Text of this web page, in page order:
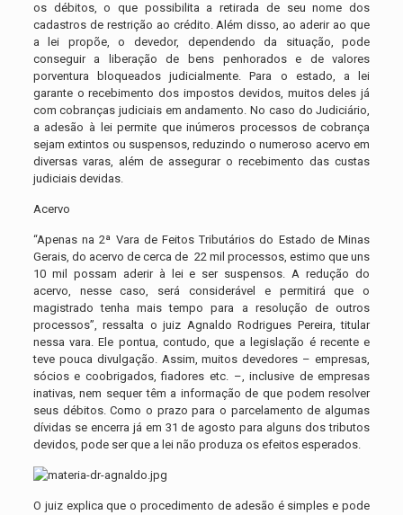
os débitos, o que possibilita a retirada de seu nome dos
cadastros de restrição ao crédito. Além disso, ao aderir ao que
a lei propõe, o devedor, dependendo da situação, pode
conseguir a liberação de bens penhorados e de valores
porventura bloqueados judicialmente. Para o estado, a lei
garante o recebimento dos impostos devidos, muitos deles já
com cobranças judiciais em andamento. No caso do Judiciário,
a adesão à lei permite que inúmeros processos de cobrança
sejam extintos ou suspensos, reduzindo o numeroso acervo em
diversas varas, além de assegurar o recebimento das custas
judiciais devidas.
Acervo
“Apenas na 2ª Vara de Feitos Tributários do Estado de Minas
Gerais, do acervo de cerca de 22 mil processos, estimo que uns
10 mil possam aderir à lei e ser suspensos. A redução do
acervo, nesse caso, será considerável e permitirá que o
magistrado tenha mais tempo para a resolução de outros
processos”, ressalta o juiz Agnaldo Rodrigues Pereira, titular
nessa vara. Ele pontua, contudo, que a legislação é recente e
teve pouca divulgação. Assim, muitos devedores – empresas,
sócios e coobrigados, fiadores etc. –, inclusive de empresas
inativas, nem sequer têm a informação de que podem resolver
seus débitos. Como o prazo para o parcelamento de algumas
dívidas se encerra já em 31 de agosto para alguns dos tributos
devidos, pode ser que a lei não produza os efeitos esperados.
O juiz explica que o procedimento de adesão é simples e pode